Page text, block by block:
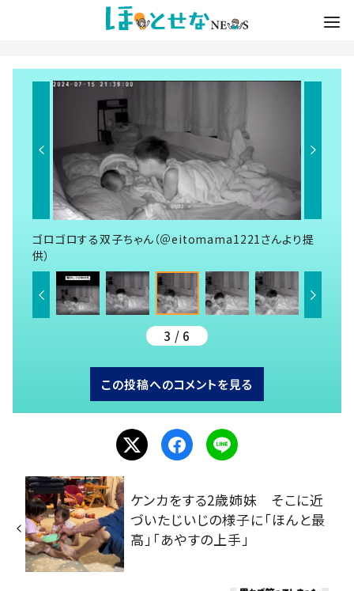
ゴロゴロする双子ちゃん（＠eitomama1221さんより提
供）
3 / 6
この投稿へのコメントを見る
ケンカをする2歳姉妹 そこに近
づいたじいじの様子に「ほんと最
高」「あやすの上手」